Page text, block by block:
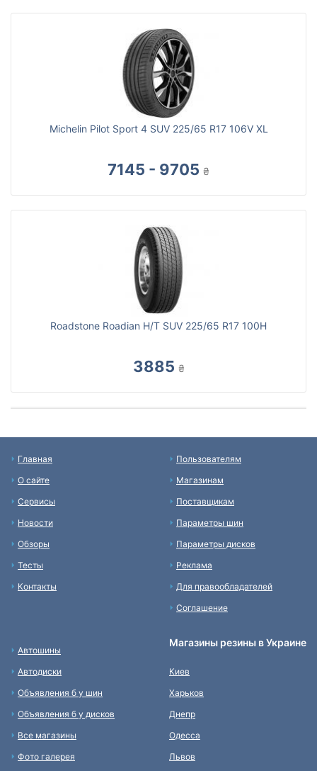
Michelin Pilot Sport 4 SUV 225/65 R17 106V XL
7145 - 9705 ₴
Roadstone Roadian H/T SUV 225/65 R17 100H
3885 ₴
Главная
О сайте
Сервисы
Новости
Обзоры
Тесты
Контакты
Пользователям
Магазинам
Поставщикам
Параметры шин
Параметры дисков
Реклама
Для правообладателей
Соглашение
Автошины
Автодиски
Объявления б у шин
Объявления б у дисков
Все магазины
Фото галерея
Магазины резины в Украине
Киев
Харьков
Днепр
Одесса
Львов